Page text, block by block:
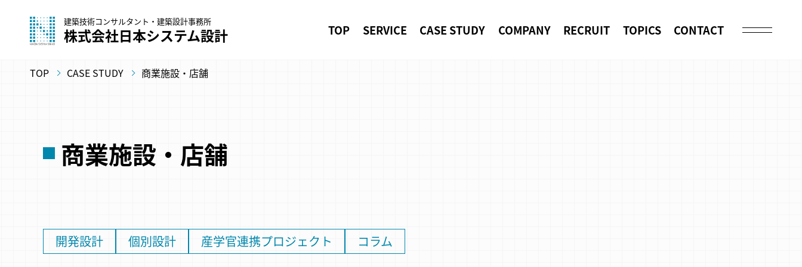
建築技術コンサルタント・建築設計事務所
株式会社日本システム設計 TOP SERVICE CASE STUDY COMPANY RECRUIT TOPICS CONTACT
TOP CASE STUDY 商業施設・店舗
商業施設・店舗
開発設計 個別設計 産学官連携プロジェクト コラム